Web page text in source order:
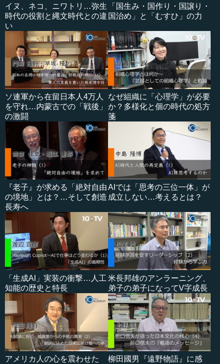
イヌ、ネコ、ニワトリ…弥生
時代の役割と縄文時代との違
い
「国生み・国作り・国譲り・
国治め」と「むすひ」の力
ソ連軍から在留日本人4万人
を守れ…内蒙古での「戦後」
の激闘
なぜ組織に「心理学」が必要
か？多様化と個の時代の処方
箋
『老子』が求める「絶対自由
の境地」とは？…そして創造
長寿へ
AIでは「思考の三位一体」が
成立しない…考えるとは？
「生成AI」実装の衝撃…人工
知能の歴史と特長
米長邦雄のアンラーニング、
弟子の弟子になってV字成長
アメリカ人の心を震わせた
柳田國男『遠野物語』に感